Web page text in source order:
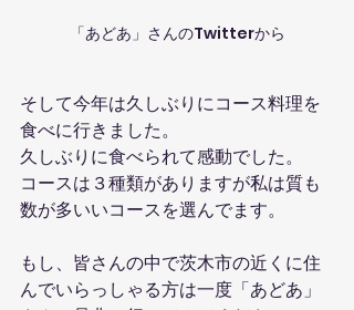
「あどあ」さんのTwitterから
そして今年は久しぶりにコース料理を
食べに行きました。
久しぶりに食べられて感動でした。
コースは３種類がありますが私は質も
数が多いいコースを選んでます。
もし、皆さんの中で茨木市の近くに住
んでいらっしゃる方は一度「あどあ」